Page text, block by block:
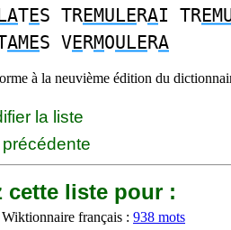
TES TREMULERAI TR
AMES VERMOULERA
à la neuvième édition du
la liste
cette liste pour :
français : 938 mots